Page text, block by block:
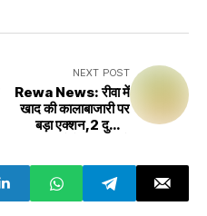
NEXT POST
Rewa News: रीवा में
खाद की कालाबाजारी पर
बड़ा एक्शन,2 दुकान